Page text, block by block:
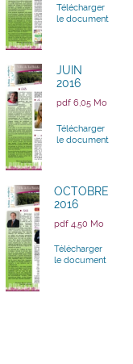
Télécharger
le document
JUIN
2016
pdf 6,05 Mo
Télécharger
le document
OCTOBRE
2016
pdf 4,50 Mo
Télécharger
le document